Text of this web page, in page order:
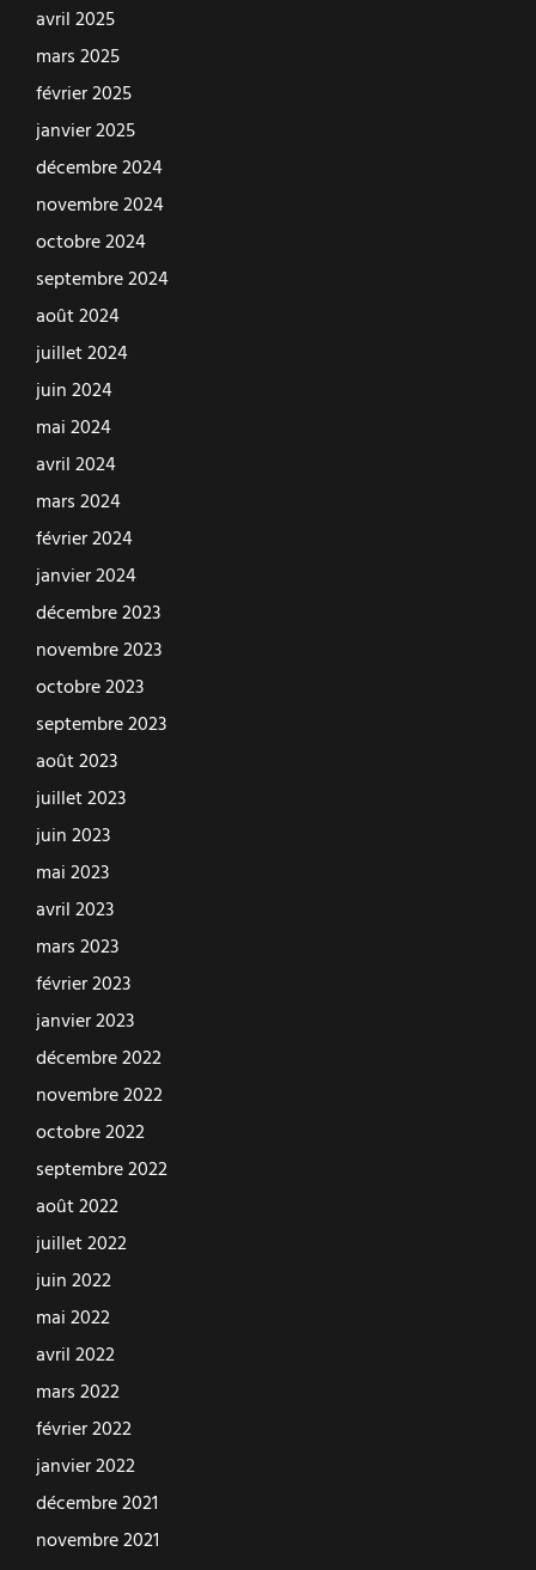
avril 2025
mars 2025
février 2025
janvier 2025
décembre 2024
novembre 2024
octobre 2024
septembre 2024
août 2024
juillet 2024
juin 2024
mai 2024
avril 2024
mars 2024
février 2024
janvier 2024
décembre 2023
novembre 2023
octobre 2023
septembre 2023
août 2023
juillet 2023
juin 2023
mai 2023
avril 2023
mars 2023
février 2023
janvier 2023
décembre 2022
novembre 2022
octobre 2022
septembre 2022
août 2022
juillet 2022
juin 2022
mai 2022
avril 2022
mars 2022
février 2022
janvier 2022
décembre 2021
novembre 2021